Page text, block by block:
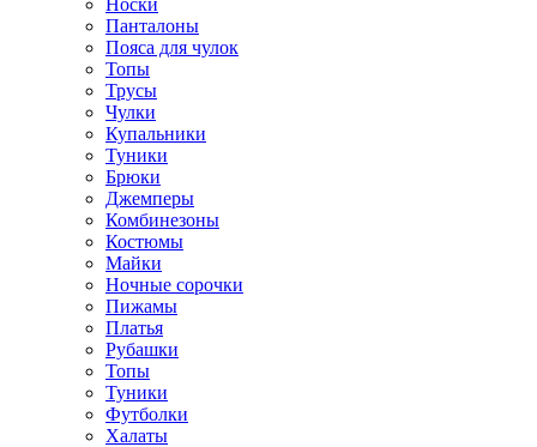
Панталоны
Поясa для чулок
Топы
Трусы
Чулки
Купальники
Туники
Брюки
Джемперы
Комбинезоны
Костюмы
Майки
Ночные сорочки
Пижамы
Платья
Рубашки
Топы
Туники
Футболки
Халаты